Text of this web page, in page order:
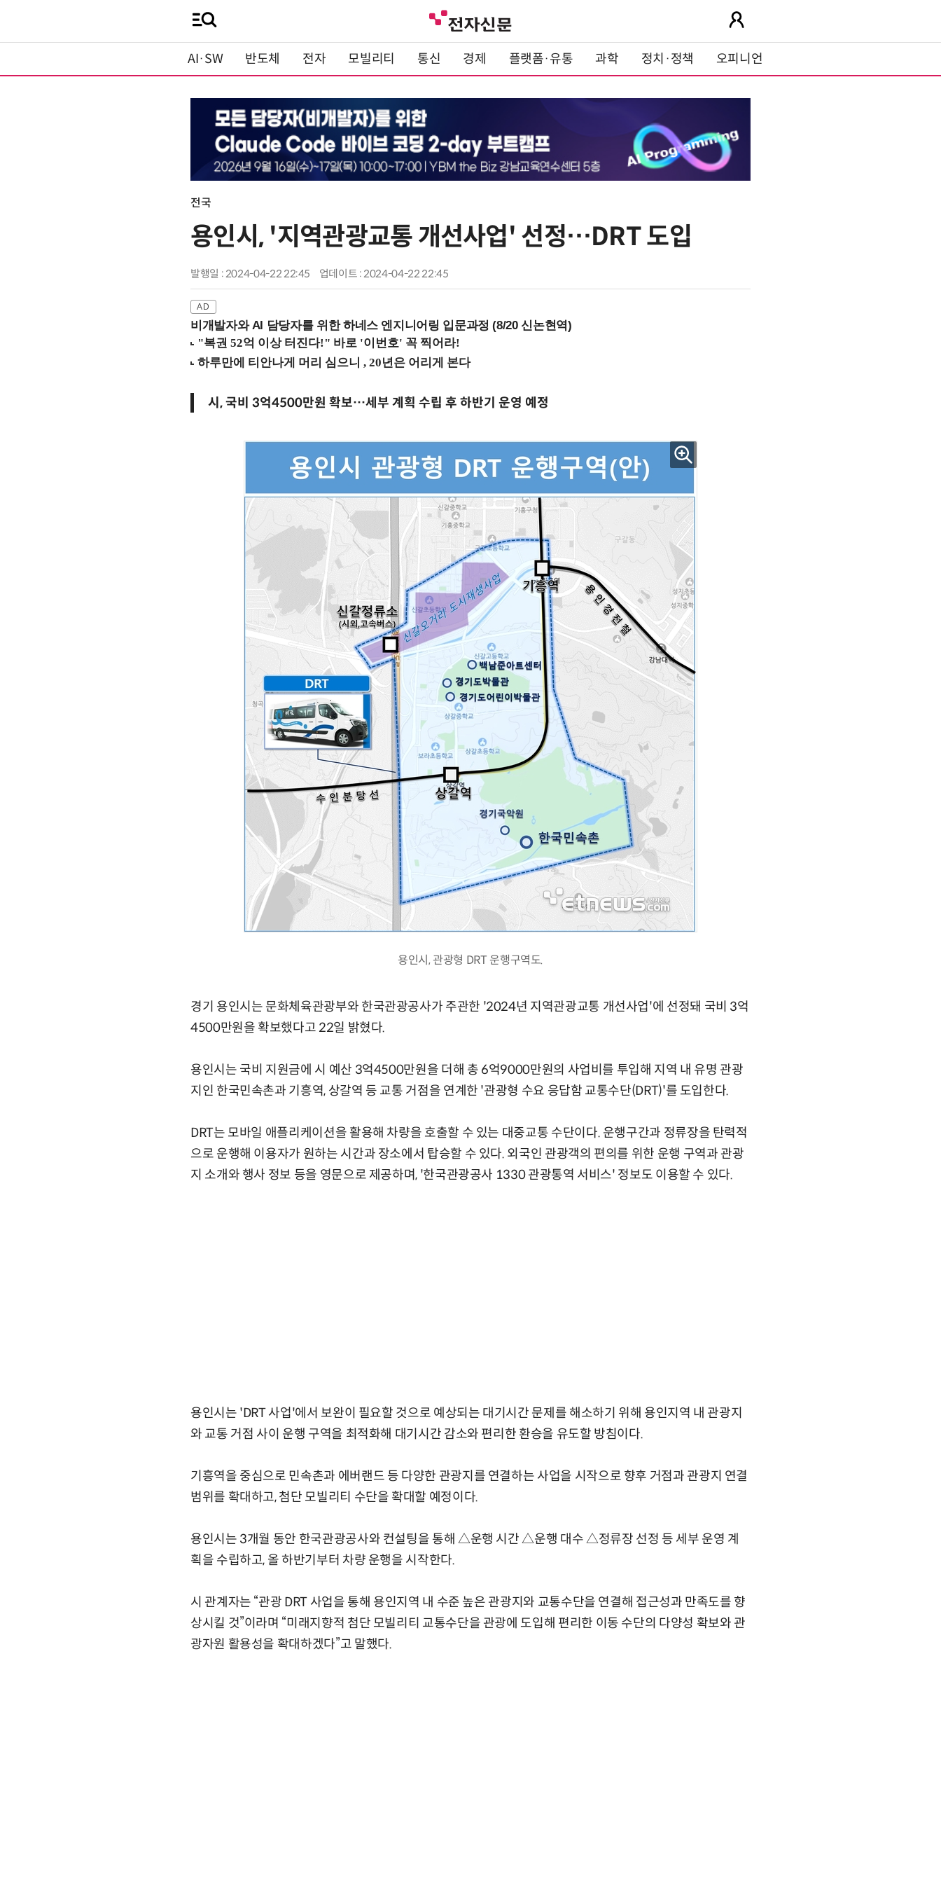
AI·SW 반도체 전자 모빌리티 통신 경제 플랫폼·유통 과학 정치·정책 오피니언
전국
용인시, '지역관광교통 개선사업' 선정…DRT 도입
발행일 : 2024-04-22 22:45 업데이트 : 2024-04-22 22:45
비개발자와 AI 담당자를 위한 하네스 엔지니어링 입문과정 (8/20 신논현역)
시, 국비 3억4500만원 확보…세부 계획 수립 후 하반기 운영 예정
용인시, 관광형 DRT 운행구역도.
경기 용인시는 문화체육관광부와 한국관광공사가 주관한 '2024년 지역관광교통 개선사업'에 선정돼 국비 3억
4500만원을 확보했다고 22일 밝혔다.
용인시는 국비 지원금에 시 예산 3억4500만원을 더해 총 6억9000만원의 사업비를 투입해 지역 내 유명 관광
지인 한국민속촌과 기흥역, 상갈역 등 교통 거점을 연계한 '관광형 수요 응답함 교통수단(DRT)'를 도입한다.
DRT는 모바일 애플리케이션을 활용해 차량을 호출할 수 있는 대중교통 수단이다. 운행구간과 정류장을 탄력적
으로 운행해 이용자가 원하는 시간과 장소에서 탑승할 수 있다. 외국인 관광객의 편의를 위한 운행 구역과 관광
지 소개와 행사 정보 등을 영문으로 제공하며, '한국관광공사 1330 관광통역 서비스' 정보도 이용할 수 있다.
용인시는 'DRT 사업'에서 보완이 필요할 것으로 예상되는 대기시간 문제를 해소하기 위해 용인지역 내 관광지
와 교통 거점 사이 운행 구역을 최적화해 대기시간 감소와 편리한 환승을 유도할 방침이다.
기흥역을 중심으로 민속촌과 에버랜드 등 다양한 관광지를 연결하는 사업을 시작으로 향후 거점과 관광지 연결
범위를 확대하고, 첨단 모빌리티 수단을 확대할 예정이다.
용인시는 3개월 동안 한국관광공사와 컨설팅을 통해 △운행 시간 △운행 대수 △정류장 선정 등 세부 운영 계
획을 수립하고, 올 하반기부터 차량 운행을 시작한다.
시 관계자는 “관광 DRT 사업을 통해 용인지역 내 수준 높은 관광지와 교통수단을 연결해 접근성과 만족도를 향
상시킬 것”이라며 “미래지향적 첨단 모빌리티 교통수단을 관광에 도입해 편리한 이동 수단의 다양성 확보와 관
광자원 활용성을 확대하겠다”고 말했다.